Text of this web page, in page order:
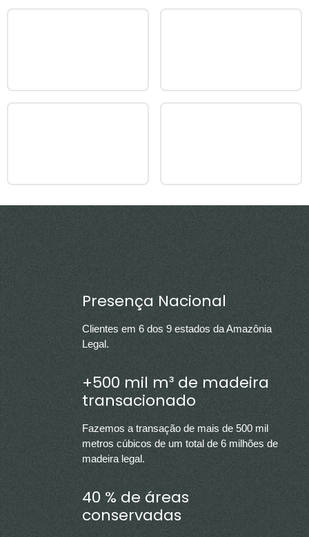
Presença Nacional
Clientes em 6 dos 9 estados da Amazônia
Legal.
+500 mil m³ de madeira
transacionado
Fazemos a transação de mais de 500 mil
metros cúbicos de um total de 6 milhões de
madeira legal.
40 % de áreas
conservadas